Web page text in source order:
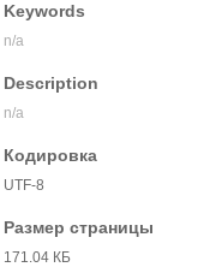
Keywords
n/a
Description
n/a
Кодировка
UTF-8
Размер страницы
171.04 КБ